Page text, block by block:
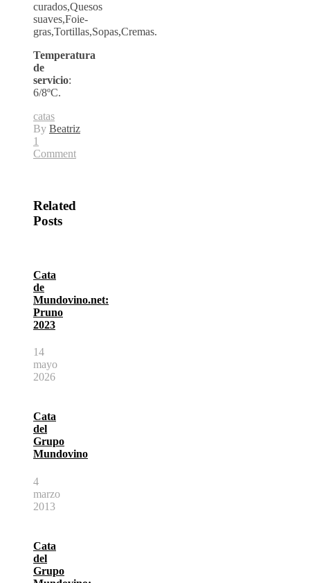
curados,Quesos
suaves,Foie-
gras,Tortillas,Sopas,Cremas.
Temperatura
de
servicio:
6/8ºC.
catas
By Beatriz
1
Comment
Related
Posts
Cata
de
Mundovino.net:
Pruno
2023
14
mayo
2026
Cata
del
Grupo
Mundovino
4
marzo
2013
Cata
del
Grupo